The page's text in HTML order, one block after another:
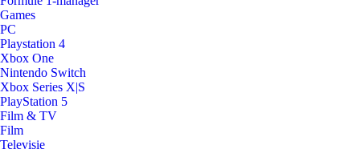
Games
PC
Playstation 4
Xbox One
Nintendo Switch
Xbox Series X|S
PlayStation 5
Film & TV
Film
Televisie